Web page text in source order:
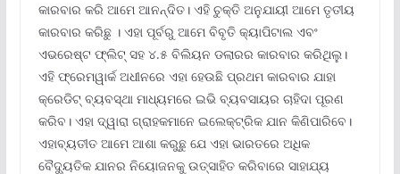
କାରବାର କରି ଆମେ ଆନନ୍ଦିତ। ଏହି ଚୁକ୍ତି ଅନୁଯାୟୀ ଆମେ ତୃତୀୟ
କାରବାର କରିଛୁ । ଏହା ପୂର୍ବରୁ ଆମେ ବିବୃତି କ୍ୟାପିଟାଲ ଏବଂ
ଏଭରେଷ୍ଟ ଫ୍ଲିଟ୍ ସହ ୪.୫ ବିଲିୟନ ଡଲାରର କାରବାର କରିଥିଲୁ।
ଏହି ଫ୍ରେମୱାର୍କ ଅଧୀନରେ ଏହା ହେଉଛି ପ୍ରଥମ କାରବାର ଯାହା
କ୍ରେଡିଟ୍ ବ୍ୟବସ୍ଥା ମାଧ୍ୟମରେ ଇଭି ବ୍ୟବସାୟର ଚାହିଦା ପୂରଣ
କରିବ। ଏହା ଦ୍ୱାରା ଗ୍ରାହକମାନେ ଇଲେକ୍ଟ୍ରିକ ଯାନ କିଣିପାରିବେ।
ଏହାବ୍ୟତୀତ ଆମେ ଆଶା କରୁଛୁ ଯେ ଏହା ଭାରତରେ ଅଧିକ
ବୈଦ୍ୟୁତିକ ଯାନର ନିୟୋଜନକୁ ଉତ୍ସାହିତ କରିବାରେ ସାହାଯ୍ୟ